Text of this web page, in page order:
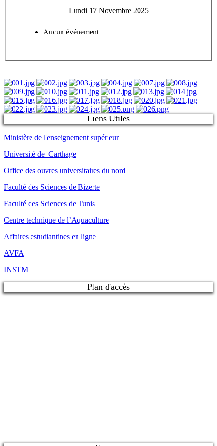
Lundi 17 Novembre 2025
Aucun événement
Liens Utiles
Ministère de l'enseignement supérieur
Université de Carthage
Office des ouvres universitaires du nord
Faculté des Sciences de Bizerte
Faculté des Sciences de Tunis
Centre technique de l’Aquaculture
Affaires estudiantines en ligne
AVFA
INSTM
Plan d'accès